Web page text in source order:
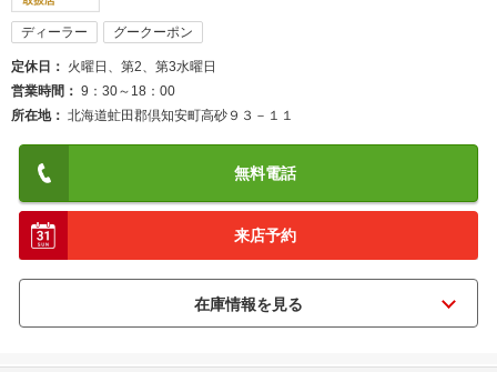
ディーラー グークーポン
定休日
火曜日、第2、第3水曜日
営業時間
9：30～18：00
所在地
北海道虻田郡倶知安町高砂９３－１１
無料電話
来店予約